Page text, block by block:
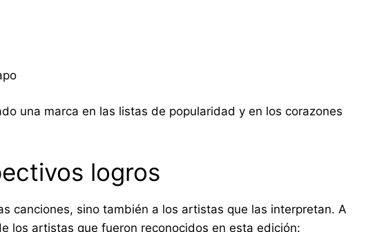
una marca en las listas de popularidad y en los corazones
logros
canciones, sino también a los artistas que las interpretan. A
los artistas que fueron reconocidos en esta edición: